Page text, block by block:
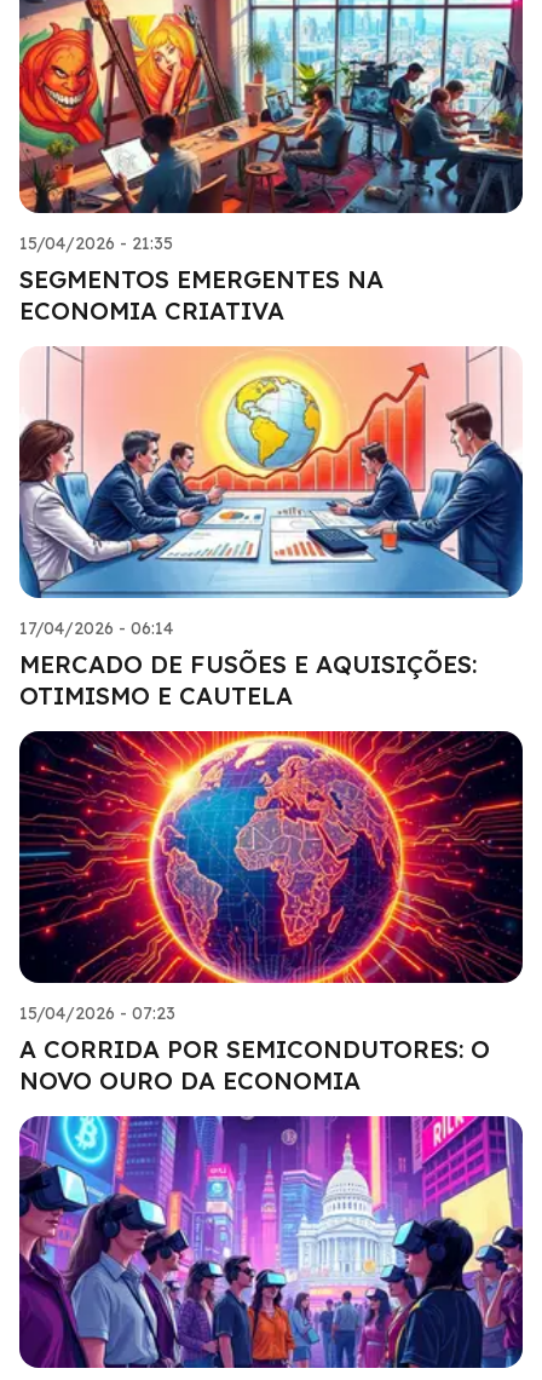
15/04/2026 - 21:35
SEGMENTOS EMERGENTES NA
ECONOMIA CRIATIVA
17/04/2026 - 06:14
MERCADO DE FUSÕES E AQUISIÇÕES:
OTIMISMO E CAUTELA
15/04/2026 - 07:23
A CORRIDA POR SEMICONDUTORES: O
NOVO OURO DA ECONOMIA